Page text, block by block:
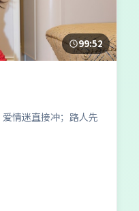
99:52
爱情迷直接冲；路人先